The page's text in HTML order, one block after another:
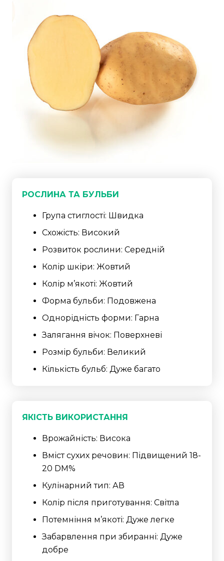
РОСЛИНА ТА БУЛЬБИ
Група стиглості: Швидка
Схожість: Високий
Розвиток рослини: Середній
Колір шкіри: Жовтий
Колір м’якоті: Жовтий
Форма бульби: Подовжена
Однорідність форми: Гарна
Залягання вічок: Поверхневі
Розмір бульби: Великий
Кількість бульб: Дуже багато
ЯКІСТЬ ВИКОРИСТАННЯ
Врожайність: Висока
Вміст сухих речовин: Підвищений 18-
20 DM%
Кулінарний тип: АВ
Колір після приготування: Світла
Потемніння м’якоті: Дуже легке
Забарвлення при збиранні: Дуже
добре